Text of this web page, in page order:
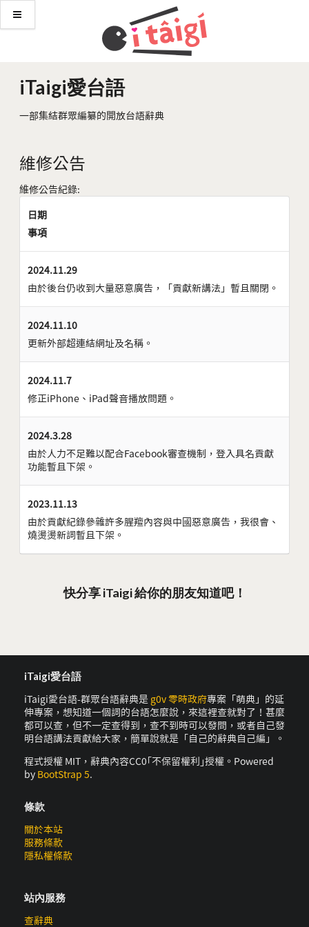
iTaigi愛台語
一部集結群眾編纂的開放台語辭典
維修公告
維修公告紀錄:
日期
事項
2024.11.29
由於後台仍收到大量惡意廣告，「貢獻新講法」暫且關閉。
2024.11.10
更新外部超連結網址及名稱。
2024.11.7
修正iPhone、iPad聲音播放問題。
2024.3.28
由於人力不足難以配合Facebook審查機制，登入具名貢獻
功能暫且下架。
2023.11.13
由於貢獻紀錄參雜許多腥羶內容與中國惡意廣告，我很會、
燒燙燙新詞暫且下架。
快分享 iTaigi 給你的朋友知道吧！
iTaigi愛台語
iTaigi愛台語-群眾台語辭典是 g0v 零時政府專案「萌典」的延
伸專案，想知道一個詞的台語怎麼說，來這裡查就對了！甚麼
都可以查，但不一定查得到，查不到時可以發問，或者自己發
明台語講法貢獻給大家，簡單說就是「自己的辭典自己編」。
程式授權 MIT，辭典內容CC0｢不保留權利｣授權。Powered
by BootStrap 5.
條款
關於本站
服務條款
隱私權條款
站內服務
查辭典